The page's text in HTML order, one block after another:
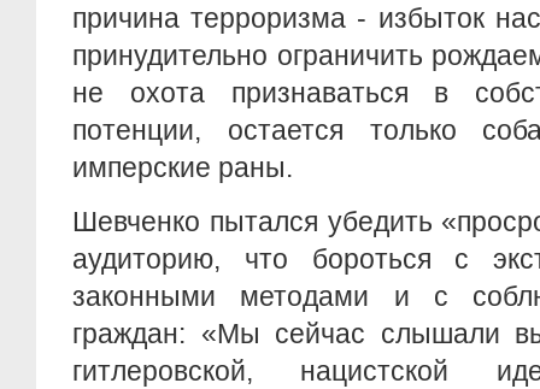
причина терроризма - избыток
принудительно ограничить
не охота признаваться в
потенции, остается только
имперские раны.
Шевченко пытался убедить
аудиторию, что бороться с
законными методами и с
граждан: «Мы сейчас слышали
гитлеровской, нацистской